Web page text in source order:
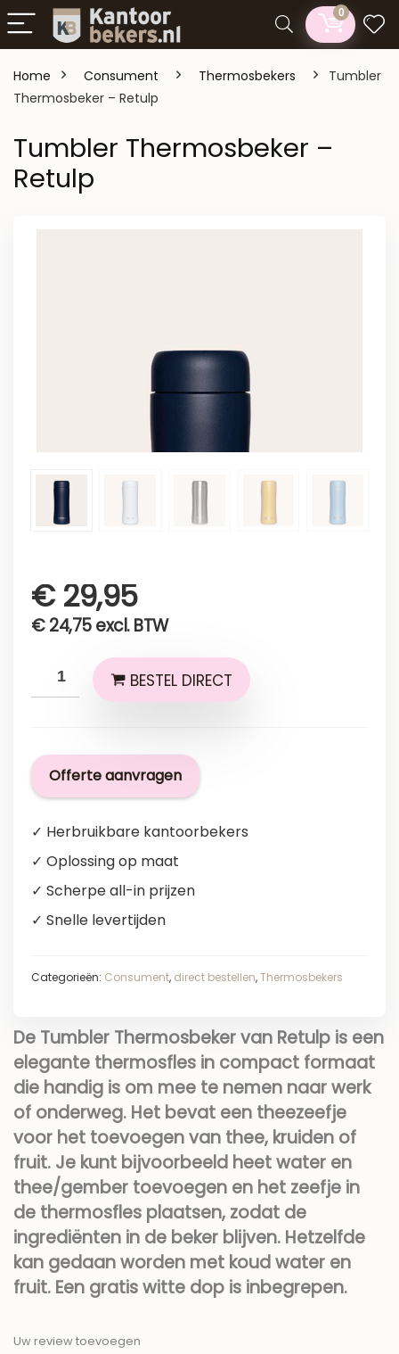
0
Home Consument Thermosbekers
Tumbler
Thermosbeker – Retulp
Tumbler Thermosbeker –
Retulp
€29,95
€24,75 excl. BTW
BESTEL DIRECT
Offerte aanvragen
✓ Herbruikbare kantoorbekers
✓ Oplossing op maat
✓ Scherpe all-in prijzen
✓ Snelle levertijden
Categorieën: Consument, direct bestellen,Thermosbekers
De Tumbler Thermosbeker van Retulp is een
elegante thermosfles in compact formaat
die handig is om mee te nemen naar werk
of onderweg. Het bevat een theezeefje
voor het toevoegen van thee, kruiden of
fruit. Je kunt bijvoorbeeld heet water en
thee/gember toevoegen en het zeefje in
de thermosfles plaatsen, zodat de
ingrediënten in de beker blijven. Hetzelfde
kan gedaan worden met koud water en
fruit. Een gratis witte dop is inbegrepen.
Uw review toevoegen